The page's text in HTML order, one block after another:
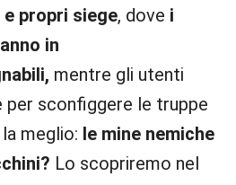
propri siege, dove i
in
mentre gli utenti
per sconfiggere le truppe
meglio: le mine nemiche
Lo scopriremo nel